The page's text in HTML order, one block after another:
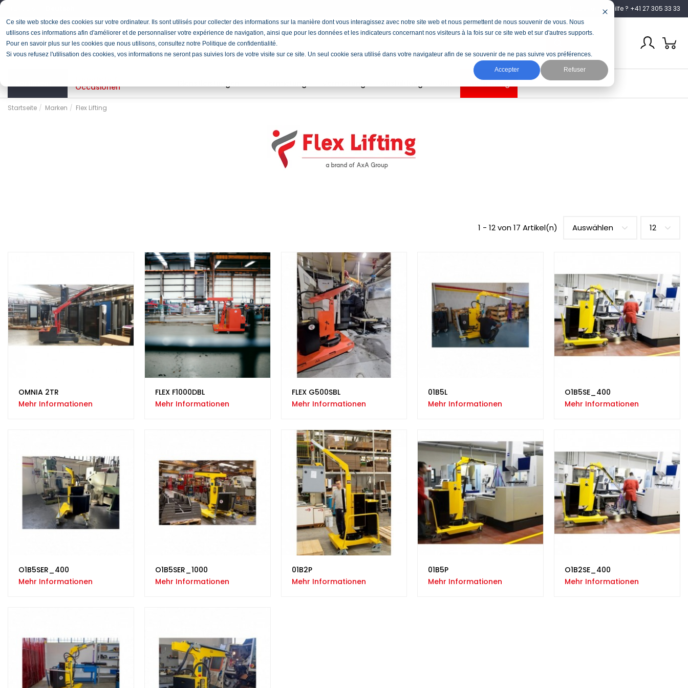
Ce site web stocke des cookies sur votre ordinateur. Ils sont utilisés pour collecter des informations sur la manière dont vous interagissez avec notre site web et nous permettent de nous souvenir de vous. Nous
utilisons ces informations afin d'améliorer et de personnaliser votre expérience de navigation, ainsi que pour les données et les indicateurs concernant nos visiteurs à la fois sur ce site web et sur d'autres supports.
Pour en savoir plus sur les cookies que nous utilisons, consultez notre Politique de confidentialité.
Si vous refusez l'utilisation des cookies, vos informations ne seront pas suivies lors de votre visite sur ce site. Un seul cookie sera utilisé dans votre navigateur afin de se souvenir de ne pas suivre vos préférences.
Accepter Refuser
Brauchen Sie Hilfe ? +41 27 305 33 33
Occasionen
Startseite Marken Flex Lifting
1 - 12 von 17 Artikel(n) Auswählen 12
OMNIA 2TR
Mehr Informationen
FLEX F1000DBL
Mehr Informationen
FLEX G500SBL
Mehr Informationen
01B5L
Mehr Informationen
O1B5SE_400
Mehr Informationen
O1B5SER_400
Mehr Informationen
O1B5SER_1000
Mehr Informationen
01B2P
Mehr Informationen
01B5P
Mehr Informationen
O1B2SE_400
Mehr Informationen